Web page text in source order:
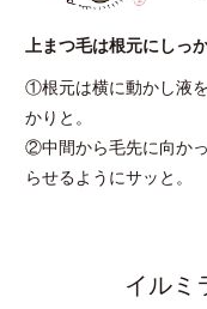
上まつ毛は根元にしっ
①根元は横に動かし液
かりと。
②中間から毛先に向か
らせるようにサッと。
イルミ